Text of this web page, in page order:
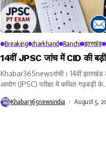
Breaking Jharkhand Ranchi झारखंड
14वीं JPSC जांच में CID की बड़ी
Khabar365newsरांची। 14वीं झारखंड
आयोग (JPSC) परीक्षा में कथित गड़बड़ी
Khabar365newsindia August 5,